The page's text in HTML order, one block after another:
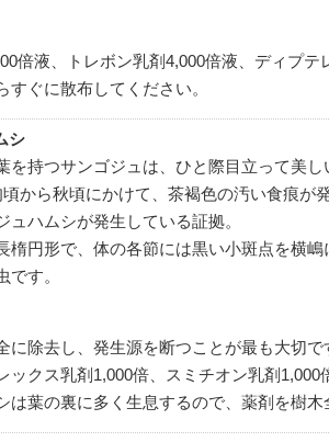
倍液、トレボン乳剤4,000倍液、ディプテ
すぐに散布してください。
シ
を持つサンゴジュは、ひと際目立って美し
から秋頃にかけて、茶褐色の汚い食痕が
ュハムシが発生している証拠。
楕円形で、体の各節には黒い小斑点を横
です。
に除去し、発生源を断つことが最も大切で
ックス乳剤1,000倍、スミチオン乳剤1,000
は葉の裏に多く生息するので、薬剤を樹木